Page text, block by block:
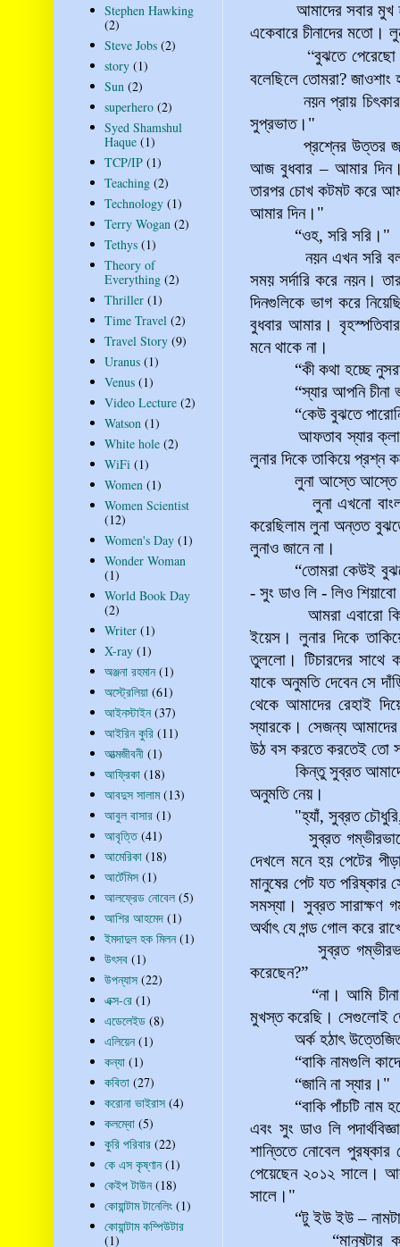
আমাদের সবার মুখ
একেবারে চীনাদের মতো।
“বুঝতে
বলেছিলে তোমরা? জাওশাং
নয়ন প্রায় চিৎকার
সুপ্রভাত।"
প্রশ্নের উত্তর জানা
আজ বুধবার – আমার
তারপর চোখ কটমট করে
আমার দিন।"
“ওহ, সরি সরি ।"
নয়ন এখন সরি
সময় সর্দারি করে নয়ন।
দিনগুলিকে ভাগ করে
বুধবার আমার।
মনে থাকে না।
“কী কথা হচ্ছে
“স্যার আপনি চীনা
“কেউ বুঝতে
আফতাব স্যার ক্লাসের
লুনার দিকে তাকিয়ে প্রশ্ন
লুনা আস্তে আস্তে
লুনা এখনো
করেছিলাম লুনা অন্তত
লুনাও জানে না।
“তোমরা কেউই বুঝতে
- সুং ডাও লি - লিও
আমরা এবারো কিছু
ইয়েস। লুনার দিকে
তুললো। টিচারদের সাথে
যাকে অনুমতি দেবেন সে
থেকে আমাদের রেহাই
স্যারকে। সেজন্য
উঠ বস করতে করতেই তো
কিন্তু সুব্রত আমাদের
অনুমতি নেয়।
"হ্যাঁ, সুব্রত
সুব্রত গম্ভীরভাবে
দেখলে মনে হয় পেটের
মানুষের পেট যত
সমস্যা। সুব্রত সারাক্ষণ
অর্থাৎ যে গন্ড গোল করে
সুব্রত
করেছেন?”
“না। আমি চীনা
মুখস্ত করেছি। সেগুলোই
অর্ক হঠাৎ উত্তেজিত
“বাকি নামগুলি
“জানি না স্যার। "
“বাকি পাঁচটি নাম
এবং সুং ডাও লি
শান্তিতে নোবেল
পেয়েছেন ২০১২ সালে।
সালে। "
“টু ইউ ইউ – নামটা
“মানুষটার কাজও
Stephen Hawking
(2)
Steve Jobs (2)
story (1)
Sun (2)
superhero (2)
Syed Shamshul
Haque (1)
TCP/IP (1)
Teaching (2)
Technology (1)
Terry Wogan (2)
Tethys (1)
Theory of
Everything (2)
Thriller (1)
Time Travel (2)
Travel Story (9)
Uranus (1)
Venus (1)
Video Lecture (2)
Watson (1)
White hole (2)
WiFi (1)
Women (1)
Women Scientist
(12)
Women's Day (1)
Wonder Woman
(1)
World Book Day
(2)
Writer (1)
X-ray (1)
অঞ্জনা রহমান (1)
অস্ট্রেলিয়া (61)
আইনস্টাইন (37)
আইরিন কুরি (11)
আত্মজীবনী (1)
আফ্রিকা (18)
আবদুস সালাম (13)
আবুল বাসার (1)
আবৃত্তি (41)
আমেরিকা (18)
আর্টেমিস (1)
আলফ্রেড নোবেল (5)
আশির আহমেদ (1)
ইমদাদুল হক মিলন (1)
উৎসব (1)
উপন্যাস (22)
এক্স-রে (1)
এডেলেইড (8)
এলিয়েন (1)
কন্যা (1)
কবিতা (27)
করোনা ভাইরাস (4)
কলম্বো (5)
কুরি পরিবার (22)
কে এস কৃষ্ণান (1)
কেইপ টাউন (18)
কোয়ান্টাম টানেলিং (1)
কোয়ান্টাম কম্পিউটার
(1)